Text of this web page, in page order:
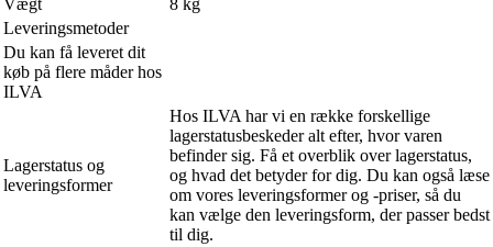
Leveringsmetoder
Du kan få leveret dit
køb på flere måder hos
ILVA
Lagerstatus og
leveringsformer
Hos ILVA har vi en række forskellige
lagerstatusbeskeder alt efter, hvor varen
befinder sig. Få et overblik over lagerstatus,
og hvad det betyder for dig. Du kan også læse
om vores leveringsformer og -priser, så du
kan vælge den leveringsform, der passer bedst
til dig.